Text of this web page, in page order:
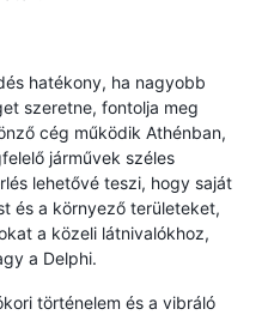
hatékony, ha nagyobb
szeretne, fontolja meg
cég működik Athénban,
járművek széles
lehetővé teszi, hogy saját
és a környező területeket,
a közeli látnivalókhoz,
a Delphi.
történelem és a vibráló